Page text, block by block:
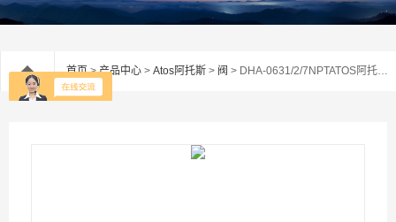
首页>产品中心 > Atos阿托斯 > 阀 > DHA-0631/2/7NPTATOS阿托斯防爆电磁阀DHA-0631/2/7NP现货